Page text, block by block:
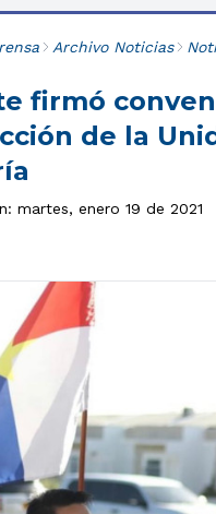
Archivo Noticias
firmó
de la
martes, enero 19 de 2021